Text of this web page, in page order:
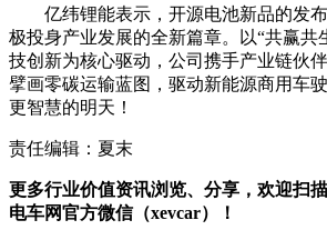
亿纬锂能表示，开源电池新品的发
极投身产业发展的全新篇章。以“共赢共
技创新为核心驱动，公司携手产业链伙
擘画零碳运输蓝图，驱动新能源商用车
更智慧的明天！
责任编辑：夏末
更多行业价值资讯浏览、分享，欢迎扫
电车网官方微信（xevcar）！